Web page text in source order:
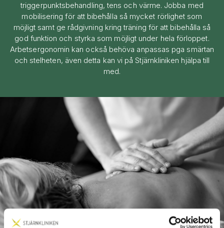
triggerpunktsbehandling, tens och värme. Jobba med
mobilisering för att bibehålla så mycket rörlighet som
möjligt samt ge rådgivning kring träning för att bibehålla så
god funktion och styrka som möjligt under hela förloppet.
Arbetsergonomin kan också behöva anpassas pga smärtan
och stelheten, även detta kan vi på Stjärnkliniken hjälpa till
med.